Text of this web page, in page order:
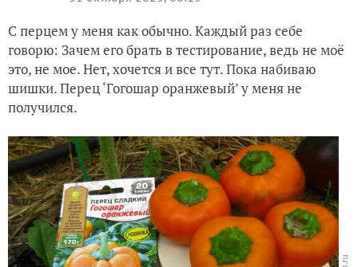
С перцем у меня как обычно. Каждый раз себе
говорю: Зачем его брать в тестирование, ведь не моё
это, не мое. Нет, хочется и все тут. Пока набиваю
шишки. Перец ‘Гогошар оранжевый’ у меня не
получился.